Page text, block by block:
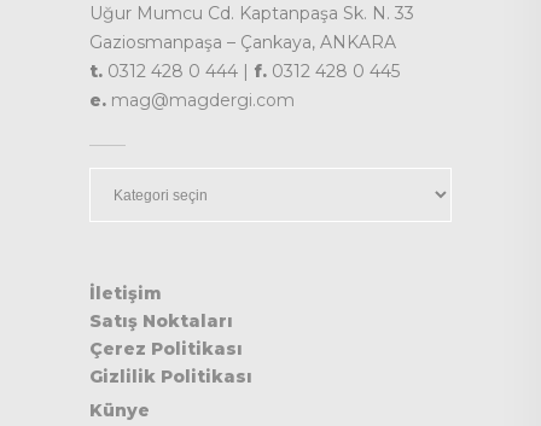
Uğur Mumcu Cd. Kaptanpaşa Sk. N. 33
Gaziosmanpaşa – Çankaya, ANKARA
t. 0312 428 0 444 | f. 0312 428 0 445
e. mag@magdergi.com
İletişim
Satış Noktaları
Çerez Politikası
Gizlilik Politikası
Künye